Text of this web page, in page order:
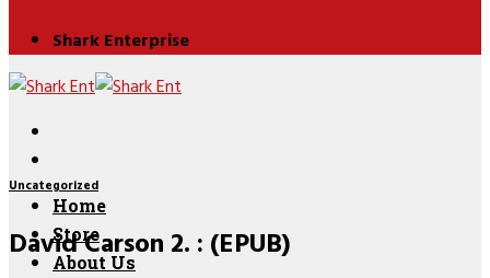
Shark Enterprise
Home
Store
About Us
Uncategorized
David Carson 2. : (EPUB)